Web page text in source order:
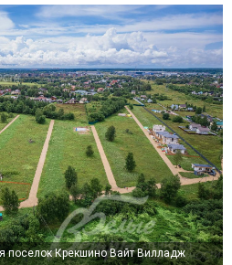
поселок Крекшино Вайт Вилладж